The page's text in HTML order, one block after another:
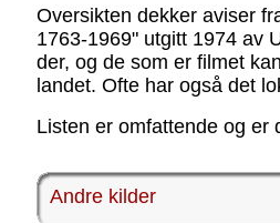
Oversikten dekker aviser
1763-1969" utgitt 1974 av
der, og de som er filmet
landet. Ofte har også det
Listen er omfattende og er
Andre kilder